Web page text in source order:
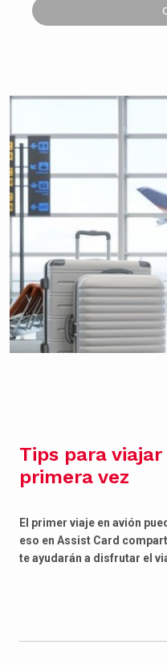
Tips para
primera vez
El primer viaje en avión
eso en Assist Card
te ayudarán a disfrutar el